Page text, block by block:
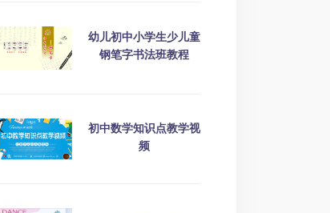
幼儿初中小学生少儿童
钢笔字书法班教程
初中数学知识点教学视
频